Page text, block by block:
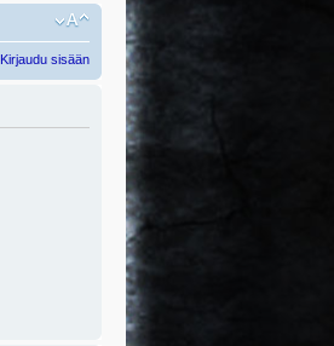
Kirjaudu sisään